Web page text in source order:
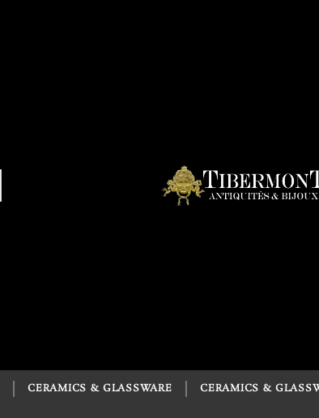
CERAMICS & GLASSWARE CERAMICS &